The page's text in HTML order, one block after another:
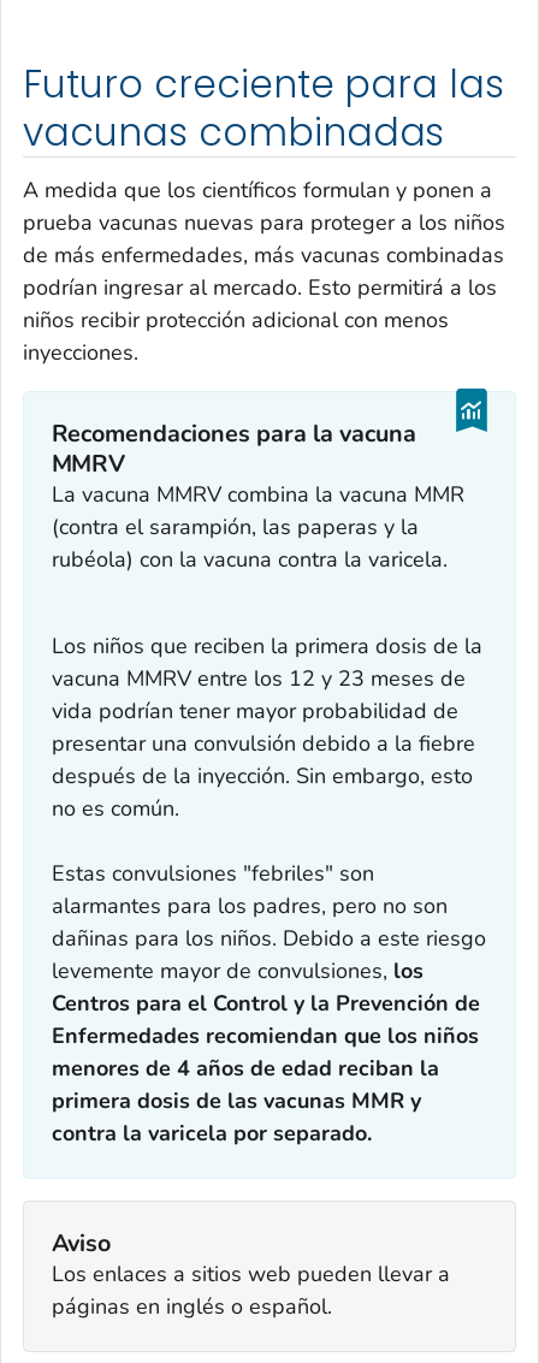
Futuro creciente para las
vacunas combinadas
A medida que los científicos formulan y ponen a
prueba vacunas nuevas para proteger a los niños
de más enfermedades, más vacunas combinadas
podrían ingresar al mercado. Esto permitirá a los
niños recibir protección adicional con menos
inyecciones.
Recomendaciones para la vacuna
MMRV
La vacuna MMRV combina la vacuna MMR
(contra el sarampión, las paperas y la
rubéola) con la vacuna contra la varicela.
Los niños que reciben la primera dosis de la
vacuna MMRV entre los 12 y 23 meses de
vida podrían tener mayor probabilidad de
presentar una convulsión debido a la fiebre
después de la inyección. Sin embargo, esto
no es común.
Estas convulsiones "febriles" son
alarmantes para los padres, pero no son
dañinas para los niños. Debido a este riesgo
levemente mayor de convulsiones, los
Centros para el Control y la Prevención de
Enfermedades recomiendan que los niños
menores de 4 años de edad reciban la
primera dosis de las vacunas MMR y
contra la varicela por separado.
Aviso
Los enlaces a sitios web pueden llevar a
páginas en inglés o español.